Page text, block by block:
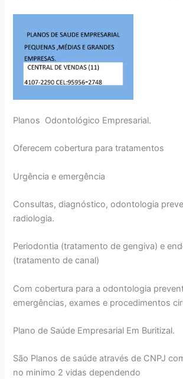
Planos Odontológico Empresarial.
Oferecem cobertura para tratamentos
Urgência e emergência
Consultas, diagnóstico, odontologia
radiologia.
Periodontia (tratamento de gengiva) e
(tratamento de canal)
Com cobertura para a odontologia
emergências, exames e procedimentos
Plano de Saúde Empresarial Em Buritizal.
São Planos de saúde através de CNPJ
no minimo 2 vidas dependendo